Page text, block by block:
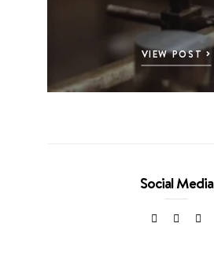
VIEW POST
Social Media